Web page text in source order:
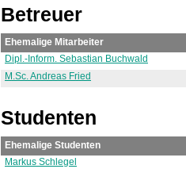
Betreuer
Ehemalige Mitarbeiter
Dipl.-Inform. Sebastian Buchwald
M.Sc. Andreas Fried
Studenten
Ehemalige Studenten
Markus Schlegel